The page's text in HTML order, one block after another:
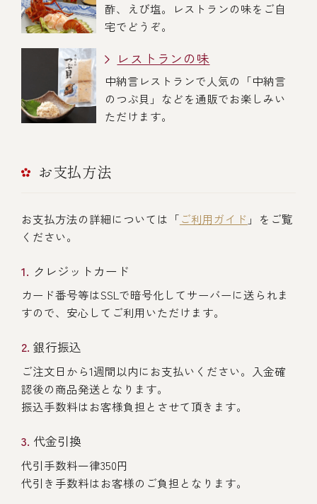
酢、えび塩。レストランの味をご自
宅でどうぞ。
レストランの味
中納言レストランで人気の「中納言
のつぶ貝」などを通販でお楽しみい
ただけます。
お支払方法
お支払方法の詳細については「ご利用ガイド 」をご覧
ください。
クレジットカード
カード番号等はSSLで暗号化してサーバーに送られま
すので、安心してご利用いただけます。
銀行振込
ご注文日から1週間以内にお支払いください。入金確
認後の商品発送となります。
振込手数料はお客様負担とさせて頂きます。
代金引換
代引手数料一律350円
代引き手数料はお客様のご負担となります。